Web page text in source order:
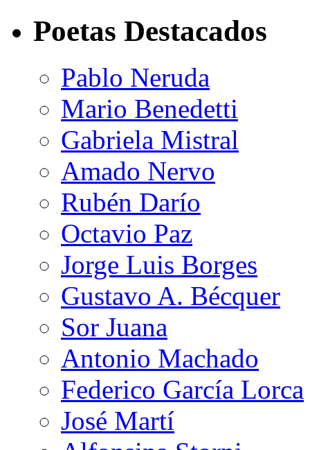
Poetas Destacados
Pablo Neruda
Mario Benedetti
Gabriela Mistral
Amado Nervo
Rubén Darío
Octavio Paz
Jorge Luis Borges
Gustavo A. Bécquer
Sor Juana
Antonio Machado
Federico García Lorca
José Martí